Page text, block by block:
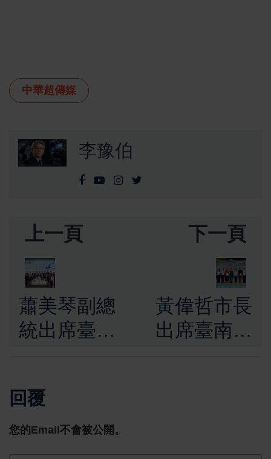
中華超傳媒
李豫伯
上一頁
蕭美琴副總
統出席臺南
發中心啟
用 盼產官
下一頁
黃偉哲市長
出席臺南技
回覆
您的Email不會被公開。